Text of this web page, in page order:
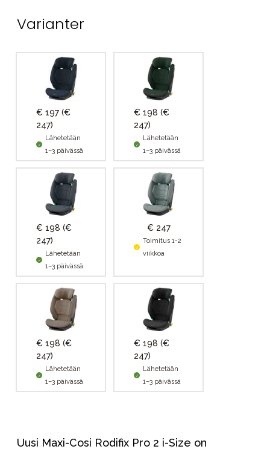
Varianter
€ 197 (€
247)
Lähetetään
1–3 päivässä
€ 198 (€
247)
Lähetetään
1–3 päivässä
€ 198 (€
247)
Lähetetään
1–3 päivässä
€ 247
Toimitus 1-2
viikkoa
€ 198 (€
247)
Lähetetään
1–3 päivässä
€ 198 (€
247)
Lähetetään
1–3 päivässä
Uusi Maxi-Cosi Rodifix Pro 2 i-Size on